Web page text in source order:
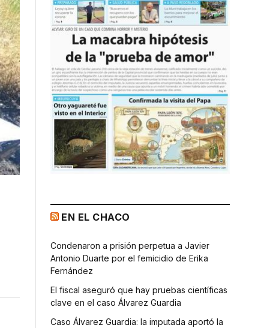
EN EL CHACO
Condenaron a prisión perpetua a Javier
Antonio Duarte por el femicidio de Erika
Fernández
El fiscal aseguró que hay pruebas científicas
clave en el caso Álvarez Guardia
Caso Álvarez Guardia: la imputada aportó la